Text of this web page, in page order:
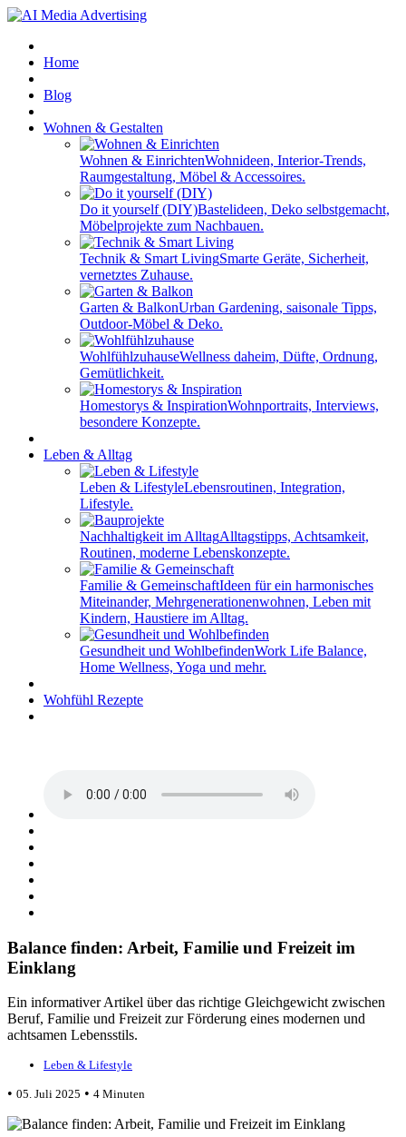
Home
Blog
Wohnen & Gestalten
Wohnen & EinrichtenWohnideen, Interior-Trends,
Raumgestaltung, Möbel & Accessoires.
Do it yourself (DIY)Bastelideen, Deko selbstgemacht,
Möbelprojekte zum Nachbauen.
Technik & Smart LivingSmarte Geräte, Sicherheit,
vernetztes Zuhause.
Garten & BalkonUrban Gardening, saisonale Tipps,
Outdoor-Möbel & Deko.
WohlfühlzuhauseWellness daheim, Düfte, Ordnung,
Gemütlichkeit.
Homestorys & InspirationWohnportraits, Interviews,
besondere Konzepte.
Leben & Alltag
Leben & LifestyleLebensroutinen, Integration,
Lifestyle.
Nachhaltigkeit im AlltagAlltagstipps, Achtsamkeit,
Routinen, moderne Lebenskonzepte.
Familie & GemeinschaftIdeen für ein harmonisches
Miteinander, Mehrgenerationenwohnen, Leben mit
Kindern, Haustiere im Alltag.
Gesundheit und WohlbefindenWork Life Balance,
Home Wellness, Yoga und mehr.
Wohfühl Rezepte
Balance finden: Arbeit, Familie und Freizeit im
Einklang
Ein informativer Artikel über das richtige Gleichgewicht zwischen
Beruf, Familie und Freizeit zur Förderung eines modernen und
achtsamen Lebensstils.
Leben & Lifestyle
• 05. Juli 2025 • 4 Minuten